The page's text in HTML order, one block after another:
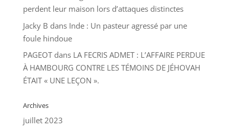
perdent leur maison lors d’attaques distinctes
Jacky B dans Inde : Un pasteur agressé par une
foule hindoue
PAGEOTdans LA FECRIS ADMET : L’AFFAIRE PERDUE
À HAMBOURG CONTRE LES TÉMOINS DE JÉHOVAH
ÉTAIT « UNE LEÇON ».
Archives
juillet 2023